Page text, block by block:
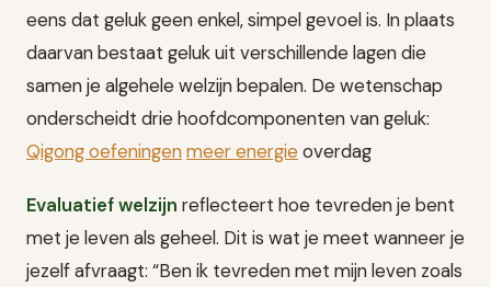
eens dat geluk geen enkel, simpel gevoel is. In plaats
daarvan bestaat geluk uit verschillende lagen die
samen je algehele welzijn bepalen. De wetenschap
onderscheidt drie hoofdcomponenten van geluk:
Qigong oefeningenmeer energie overdag
Evaluatief welzijn reflecteert hoe tevreden je bent
met je leven als geheel. Dit is wat je meet wanneer je
jezelf afvraagt: “Ben ik tevreden met mijn leven zoals